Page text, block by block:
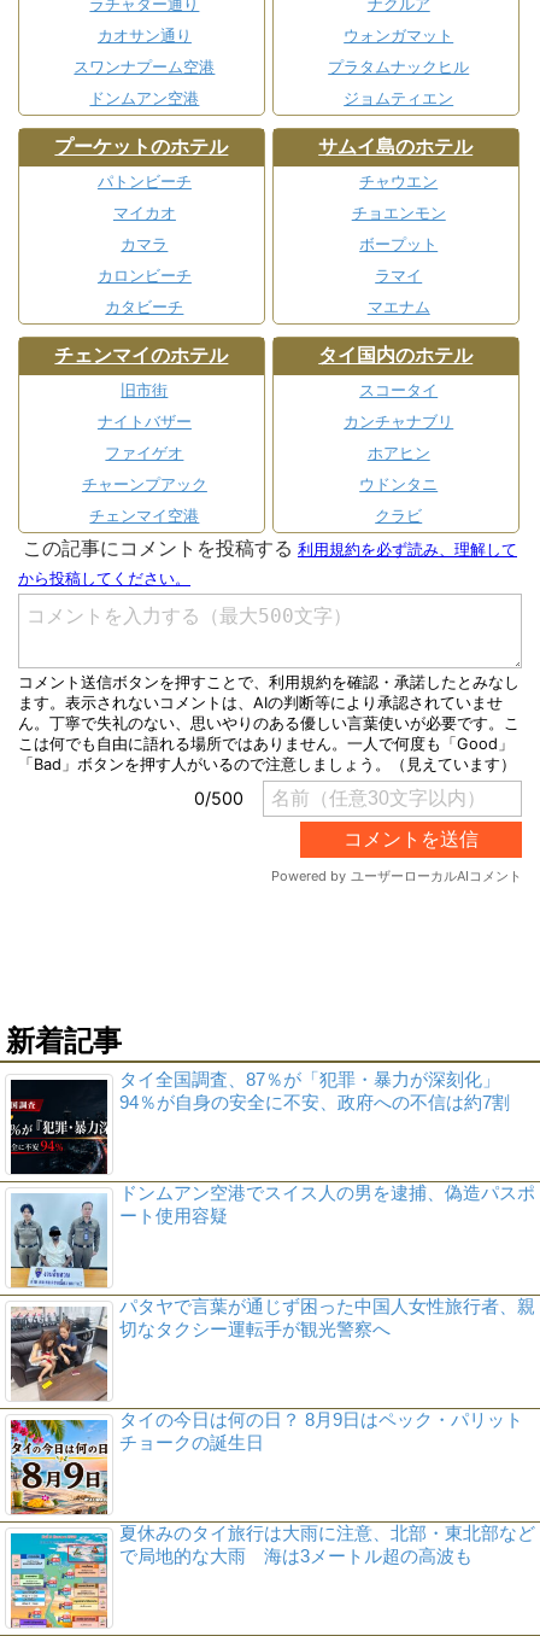
ラチャダー通り
カオサン通り
スワンナプーム空港
ドンムアン空港
ナクルア
ウォンガマット
プラタムナックヒル
ジョムティエン
プーケットのホテル
パトンビーチ
マイカオ
カマラ
カロンビーチ
カタビーチ
サムイ島のホテル
チャウエン
チョエンモン
ボープット
ラマイ
マエナム
チェンマイのホテル
旧市街
ナイトバザー
ファイゲオ
チャーンプアック
チェンマイ空港
タイ国内のホテル
スコータイ
カンチャナブリ
ホアヒン
ウドンタニ
クラビ
新着記事
タイ全国調査、87％が「犯罪・暴力が深刻化」
94％が自身の安全に不安、政府への不信は約7割
ドンムアン空港でスイス人の男を逮捕、偽造パスポ
ート使用容疑
パタヤで言葉が通じず困った中国人女性旅行者、親
切なタクシー運転手が観光警察へ
タイの今日は何の日？ 8月9日はペック・パリット
チョークの誕生日
夏休みのタイ旅行は大雨に注意、北部・東北部など
で局地的な大雨 海は3メートル超の高波も